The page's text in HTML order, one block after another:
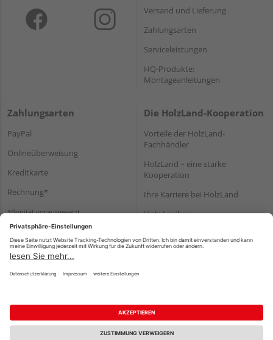
Versand und Lieferung
Zahlungsarten
Serviceleistungen
HQ-Produkte:
Montageanleitungen
Zahlungsarten
PayPal
Onlineüberweisung
Kreditkarte
Rechnung*
*Bonität vorausgesetzt
Die HolzLand-Kooperation
Vorteile der HolzLand-
Fachhändler
HolzLand – eine starke
Kooperation
Ihre Karriere bei HolzLand
Holz-Lexikon
Impressum Datenschutz
Nutzungsbedingungen
Barrierefreiheitserklärung
Vertrag widerrufen